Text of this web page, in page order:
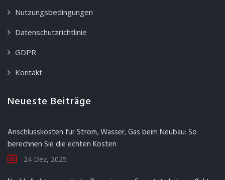
Nutzungsbedingungen
Datenschutzrichtlinie
GDPR
Kontakt
Neueste Beiträge
Anschlusskosten für Strom, Wasser, Gas beim Neubau: So
berechnen Sie die echten Kosten
24 Dez, 2025